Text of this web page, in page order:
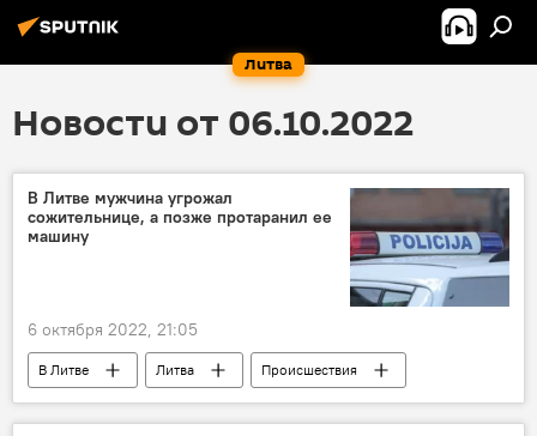
Литва
Новости от 06.10.2022
В Литве мужчина угрожал
сожительнице, а позже протаранил ее
машину
6 октября 2022, 21:05
В Литве Литва
Происшествия
Общество